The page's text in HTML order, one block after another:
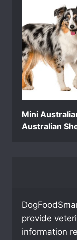
Mini
Australian
provide
information